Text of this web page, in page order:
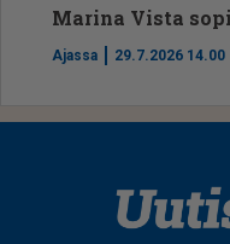
Marina Vista
Ajassa 29.7.2026 14.00